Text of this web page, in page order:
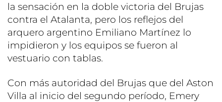
la sensación en la doble victoria del Brujas
contra el Atalanta, pero los reflejos del
arquero argentino Emiliano Martínez lo
impidieron y los equipos se fueron al
vestuario con tablas.
Con más autoridad del Brujas que del Aston
Villa al inicio del segundo período, Emery